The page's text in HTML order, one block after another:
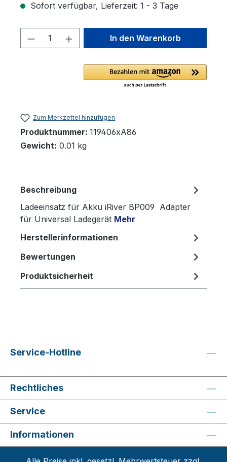
Sofort verfügbar, Lieferzeit: 1 - 3 Tage
Produkt Anzahl: Gib den
In den Warenkorb
Zum Merkzettel hinzufügen
Produktnummer: 119406xA86
Gewicht: 0.01 kg
Beschreibung
Ladeeinsatz für Akku iRiver BP009 Adapter
für Universal Ladegerät Mehr
Herstellerinformationen
Bewertungen
Produktsicherheit
Service-Hotline
Rechtliches
Service
Informationen